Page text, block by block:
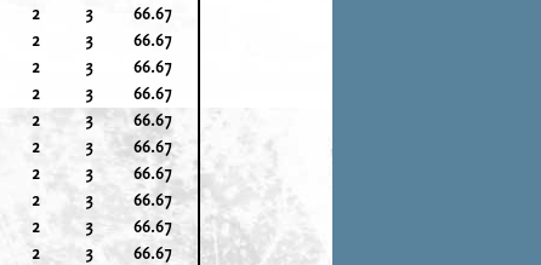
2 3
66.67
2 3
66.67
2 3
66.67
2 3
66.67
2 3
66.67
2 3
66.67
2 3
66.67
2 3
66.67
2 3
66.67
2 3
66.67